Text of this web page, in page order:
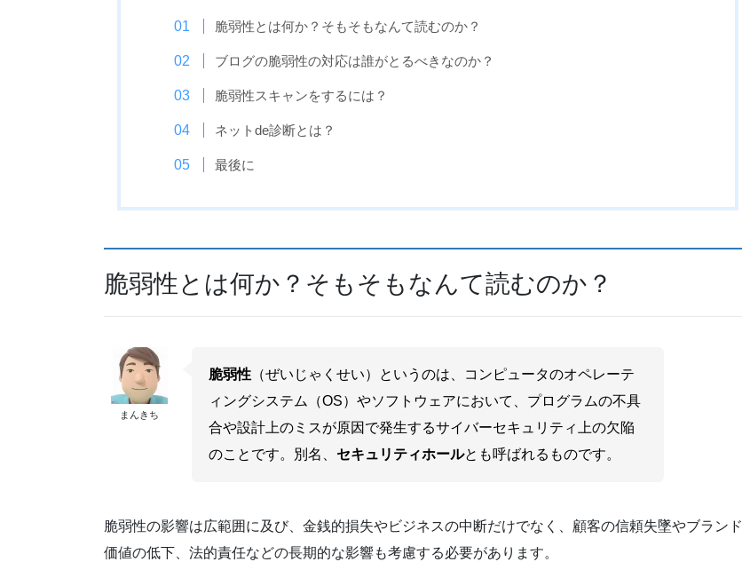
脆弱性とは何か？そもそもなんて読むのか？
ブログの脆弱性の対応は誰がとるべきなのか？
脆弱性スキャンをするには？
ネットde診断とは？
最後に
脆弱性とは何か？そもそもなんて読むのか？
まんきち
脆弱性 （ぜいじゃくせい）というのは、コンピュータのオペレーテ
ィングシステム（OS）やソフトウェアにおいて、プログラムの不具
合や設計上のミスが原因で発生するサイバーセキュリティ上の欠陥
のことです。別名、 セキュリティホールとも呼ばれるものです。
脆弱性の影響は広範囲に及び、金銭的損失やビジネスの中断だけでなく、顧客の信頼失墜やブランド
価値の低下、法的責任などの長期的な影響も考慮する必要があります。